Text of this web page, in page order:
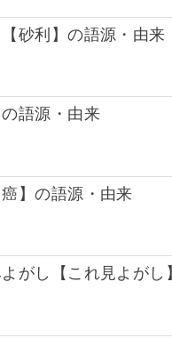
砂利】の語源・由来
語源・由来
】の語源・由来
がし【これ見よがし